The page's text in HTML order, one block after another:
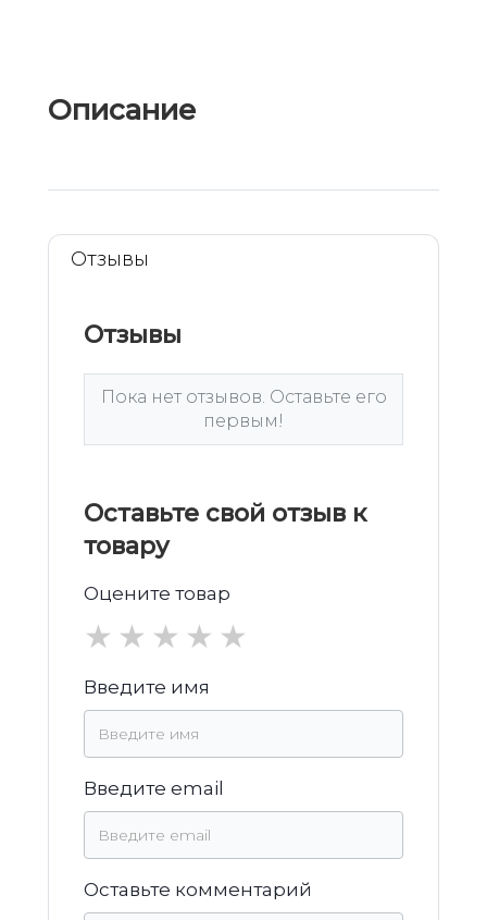
Описание
Отзывы
Отзывы
Пока нет отзывов. Оставьте его
первым!
Оставьте свой отзыв к
товару
Оцените товар
★
★
★
★
★
Введите имя
Введите email
Оставьте комментарий